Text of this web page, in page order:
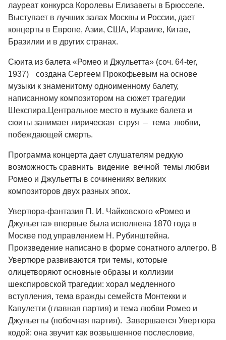
лауреат конкурса Королевы Елизаветы в Брюсселе.
Выступает в лучших залах Москвы и России, дает
концерты в Европе, Азии, США, Израиле, Китае,
Бразилии и в других странах.
Сюита из балета «Ромео и Джульетта» (соч. 64-ter,
1937) создана Сергеем Прокофьевым на основе
музыки к знаменитому одноименному балету,
написанному композитором на сюжет трагедии
Шекспира.Центральное место в музыке балета и
сюиты занимает лирическая струя – тема любви,
побеждающей смерть.
Программа концерта дает слушателям редкую
возможность сравнить видение вечной темы любви
Ромео и Джульетты в сочинениях великих
композиторов двух разных эпох.
Увертюра-фантазия П. И. Чайковского «Ромео и
Джульетта» впервые была исполнена 1870 года в
Москве под управлением Н. Рубинштейна.
Произведение написано в форме сонатного аллегро. В
Увертюре развиваются три темы, которые
олицетворяют основные образы и коллизии
шекспировской трагедии: хорал медленного
вступления, тема вражды семейств Монтекки и
Капулетти (главная партия) и тема любви Ромео и
Джульетты (побочная партия). Завершается Увертюра
кодой: она звучит как возвышенное послесловие,